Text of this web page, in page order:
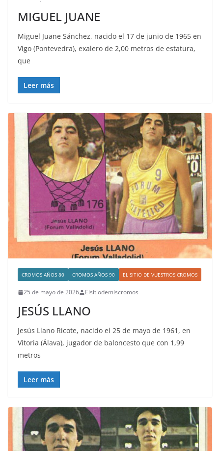
MIGUEL JUANE
Miguel Juane Sánchez, nacido el 17 de junio de 1965 en
Vigo (Pontevedra), exalero de 2,00 metros de estatura,
que
Leer más
CROMOS AÑOS 80 CROMOS AÑOS 90 EL SITIO DE VUESTROS CROMOS
25 de mayo de 2026 Elsitiodemiscromos
JESÚS LLANO
Jesús Llano Ricote, nacido el 25 de mayo de 1961, en
Vitoria (Álava), jugador de baloncesto que con 1,99
metros
Leer más